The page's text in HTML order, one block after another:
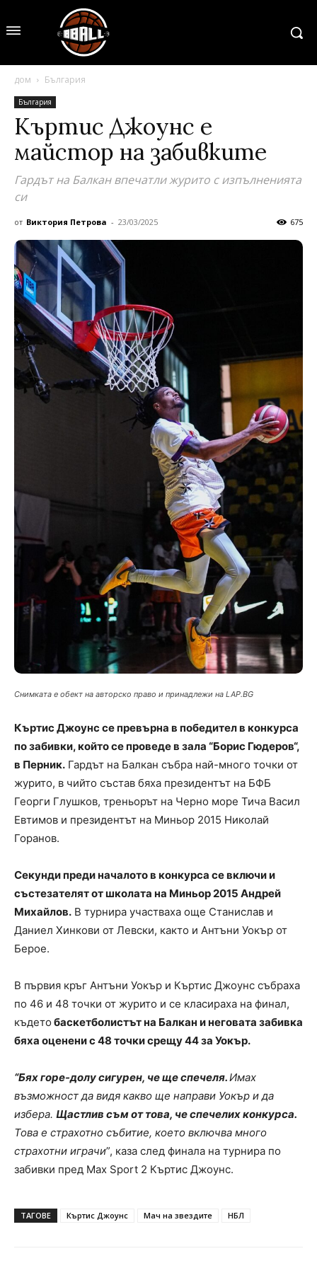
дом България
България
Къртис Джоунс е
майстор на забивките
Гардът на Балкан впечатли журито с изпълненията
си
от Виктория Петрова - 23/03/2025 675
Снимката е обект на авторско право и принадлежи на LAP.BG
Къртис Джоунс се превърна в победител в конкурса
по забивки, който се проведе в зала “Борис Гюдеров“,
в Перник. Гардът на Балкан събра най-много точки от
журито, в чийто състав бяха президентът на БФБ
Георги Глушков, треньорът на Черно море Тича Васил
Евтимов и президентът на Миньор 2015 Николай
Горанов.
Секунди преди началото в конкурса се включи и
състезателят от школата на Миньор 2015 Андрей
Михайлов. В турнира участваха още Станислав и
Даниел Хинкови от Левски, както и Антъни Уокър от
Берое.
В първия кръг Антъни Уокър и Къртис Джоунс събраха
по 46 и 48 точки от журито и се класираха на финал,
където баскетболистът на Балкан и неговата забивка
бяха оценени с 48 точки срещу 44 за Уокър.
“Бях горе-долу сигурен, че ще спечеля.Имах
възможност да видя какво ще направи Уокър и да
избера. Щастлив съм от това, че спечелих конкурса.
Това е страхотно събитие, което включва много
страхотни играчи”, каза след финала на турнира по
забивки пред Max Sport 2 Къртис Джоунс.
ТАГОВЕ Къртис Джоунс Мач на звездите НБЛ